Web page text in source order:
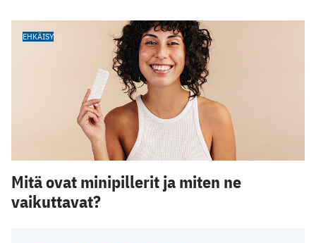
EHKÄISY
Mitä ovat minipillerit ja miten ne
vaikuttavat?